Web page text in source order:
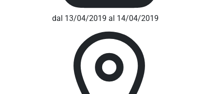
dal 13/04/2019 al 14/04/2019